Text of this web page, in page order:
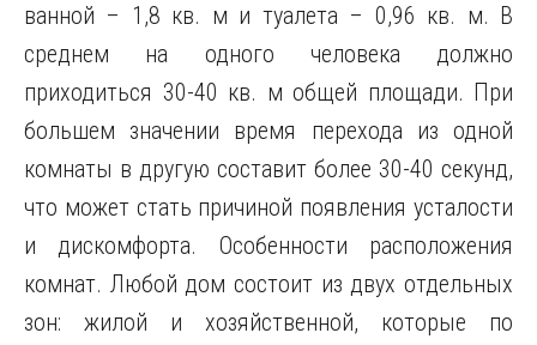
ванной – 1,8 кв. м и туалета – 0,96 кв. м. В
среднем на одного человека должно
приходиться 30-40 кв. м общей площади. При
большем значении время перехода из одной
комнаты в другую составит более 30-40 секунд,
что может стать причиной появления усталости
и дискомфорта. Особенности расположения
комнат. Любой дом состоит из двух отдельных
зон: жилой и хозяйственной, которые по